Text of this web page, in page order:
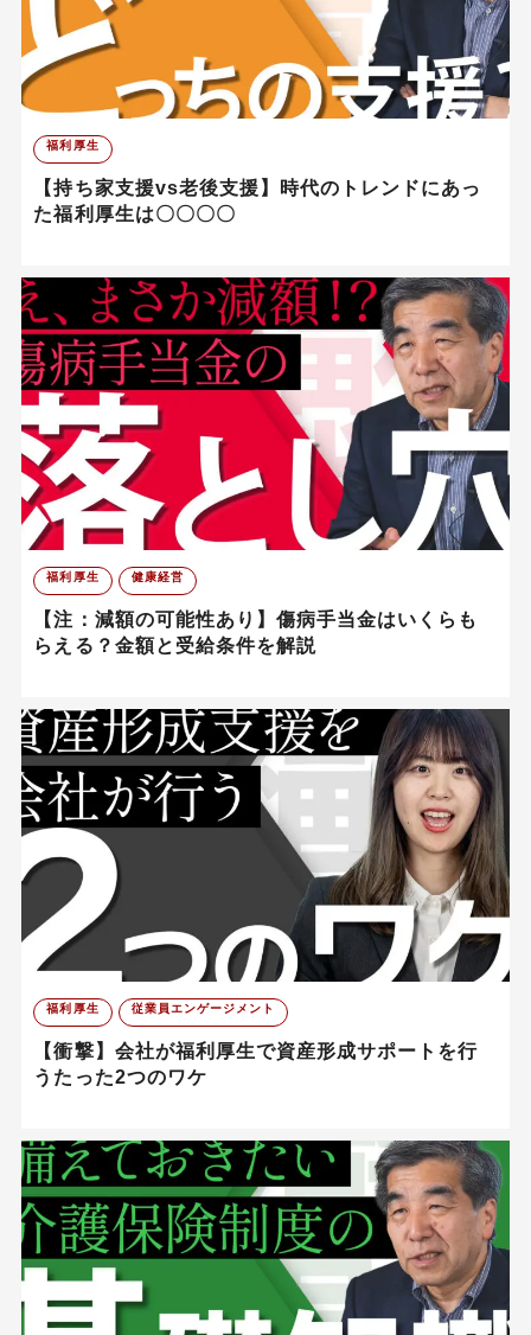
福利厚生
【持ち家支援vs老後支援】時代のトレンドにあっ
た福利厚生は〇〇〇〇
福利厚生 健康経営
【注：減額の可能性あり】傷病手当金はいくらも
らえる？金額と受給条件を解説
福利厚生 従業員エンゲージメント
【衝撃】会社が福利厚生で資産形成サポートを行
うたった2つのワケ